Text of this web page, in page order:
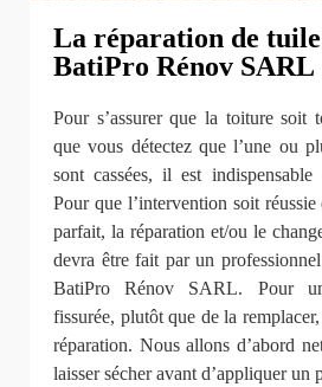
La réparation de tuile
BatiPro Rénov SARL
Pour s’assurer que la toiture soit
que vous détectez que l’une ou
sont cassées, il est
Pour que l’intervention soit
parfait, la réparation et/ou le
devra être fait par un
BatiPro Rénov SARL. Pour
fissurée, plutôt que de la
réparation. Nous allons d’abord
laisser sécher avant d’appliquer